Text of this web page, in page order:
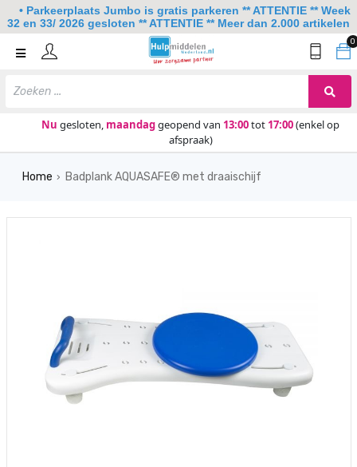
0
Nu gesloten, maandaggeopend van 13:00tot 17:00(enkel op
afspraak)
Home
Keuken
Home › Badplank AQUASAFE® met draaischijf
• Parkeerplaats Jumbo is gratis parkeren ** ATTENTIE ** Week
32 en 33/ 2026 gesloten ** ATTENTIE ** Meer dan 2.000 artikelen